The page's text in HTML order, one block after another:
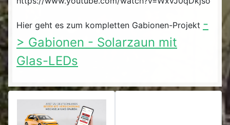
Hier geht es zum kompletten Gabionen-Projekt -
> Gabionen - Solarzaun mit
Glas-LEDs